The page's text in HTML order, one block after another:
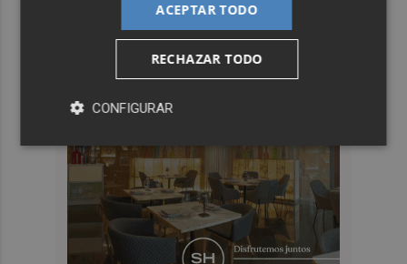
ACEPTAR TODO
RECHAZAR TODO
CONFIGURAR